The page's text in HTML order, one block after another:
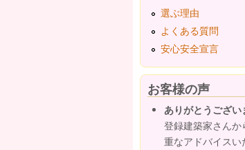
選ぶ理由
よくある質問
安心安全宣言
お客様の声
ありがとうござい
登録建築家さんか
重なアドバイスい